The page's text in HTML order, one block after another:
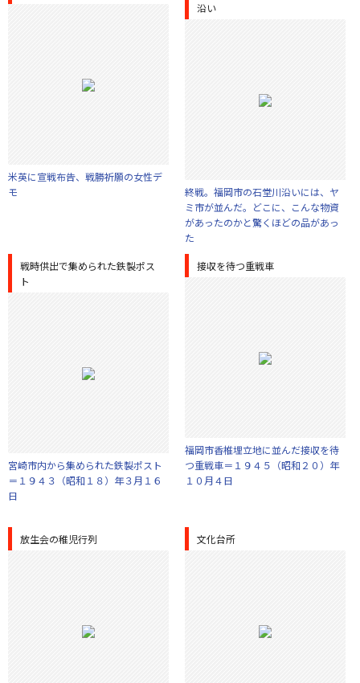
米英に宣戦布告、戦勝祈願の女性デ
モ
沿い
終戦。福岡市の石堂川沿いには、ヤ
ミ市が並んだ。どこに、こんな物資
があったのかと驚くほどの品があっ
た
戦時供出で集められた鉄製ポス
ト
宮崎市内から集められた鉄製ポスト
＝１９４３（昭和１８）年３月１６
日
接収を待つ重戦車
福岡市香椎埋立地に並んだ接収を待
つ重戦車＝１９４５（昭和２０）年
１０月４日
放生会の稚児行列 文化台所